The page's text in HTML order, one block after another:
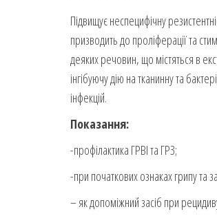
Підвищує неспецифічну
призводить до проліферації та
деяких речовин, що містяться в
інгібуючу дію на тканинну та
інфекцій.
Показання:
-профілактика ГРВІ та ГРЗ;
-при початкових ознаках грипу та
– як допоміжний засіб при